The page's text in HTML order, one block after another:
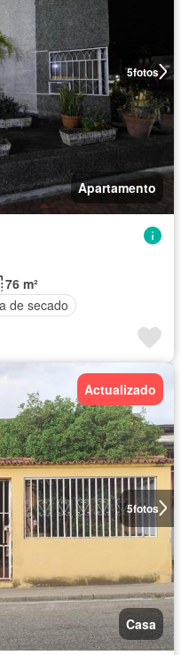
5fotos
Apartamento
76 m²
de secado
5fotos
Actualizado
Casa